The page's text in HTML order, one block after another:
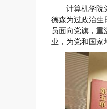
计算机学院
德森为过政治生
员面向党旗，
业，为党和国家